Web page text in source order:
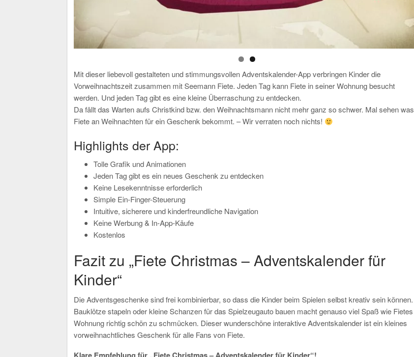
Fiete Weihnachten mit Adventskalender Startscreen
Mit dieser liebevoll gestalteten und stimmungsvollen Adventskalender-App verbringen Kinder die
Vorweihnachtszeit zusammen mit Seemann Fiete. Jeden Tag kann Fiete in seiner Wohnung besucht
werden. Und jeden Tag gibt es eine kleine Überraschung zu entdecken.
Da fällt das Warten aufs Christkind bzw. den Weihnachtsmann nicht mehr ganz so schwer. Mal sehen was
Fiete an Weihnachten für ein Geschenk bekommt. – Wir verraten noch nichts!
Highlights der App:
Tolle Grafik und Animationen
Jeden Tag gibt es ein neues Geschenk zu entdecken
Keine Lesekenntnisse erforderlich
Simple Ein-Finger-Steuerung
Intuitive, sicherere und kinderfreundliche Navigation
Keine Werbung & In-App-Käufe
Kostenlos
Fazit zu „Fiete Christmas – Adventskalender für
Kinder“
Die Adventsgeschenke sind frei kombinierbar, so dass die Kinder beim Spielen selbst kreativ sein können.
Bauklötze stapeln oder kleine Schanzen für das Spielzeugauto bauen macht genauso viel Spaß wie Fietes
Wohnung richtig schön zu schmücken. Dieser wunderschöne interaktive Adventskalender ist ein kleines
vorweihnachtliches Geschenk für alle Fans von Fiete.